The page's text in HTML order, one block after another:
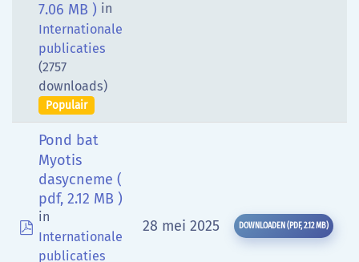
7.06 MB ) in
Internationale
publicaties
(2757
downloads)
Populair
pdf
Pond bat
Myotis
dasycneme (
pdf, 2.12 MB )
in
Internationale
publicaties
28 mei 2025 DOWNLOADEN (PDF,2.12 MB)